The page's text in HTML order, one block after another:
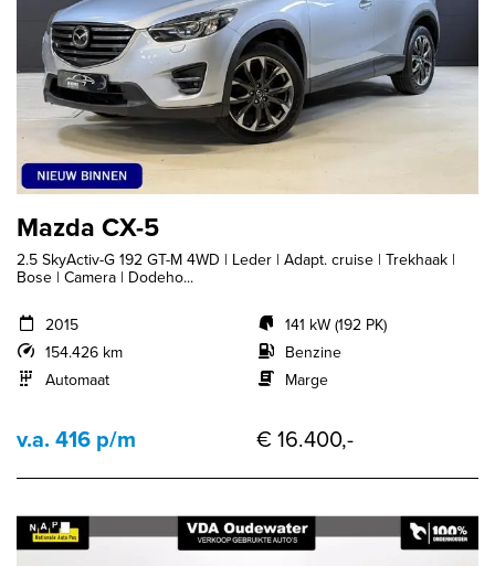
Mazda CX-5
2.5 SkyActiv-G 192 GT-M 4WD | Leder | Adapt. cruise | Trekhaak |
Bose | Camera | Dodeho...
2015
154.426 km
Automaat
141 kW (192 PK)
Benzine
Marge
v.a. 416 p/m € 16.400,-